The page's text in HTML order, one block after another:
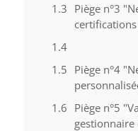
Piège n°3
Piège n°4
Piège n°5
gestionnaire